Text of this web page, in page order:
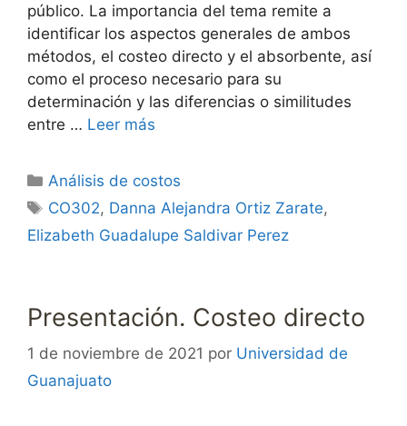
público. La importancia del tema remite a
identificar los aspectos generales de ambos
métodos, el costeo directo y el absorbente, así
como el proceso necesario para su
determinación y las diferencias o similitudes
entre … Leer más
Categorías
Análisis de costos
Etiquetas
CO302, Danna Alejandra Ortiz Zarate,
Elizabeth Guadalupe Saldivar Perez
Presentación. Costeo directo
1 de noviembre de 2021 por Universidad de
Guanajuato